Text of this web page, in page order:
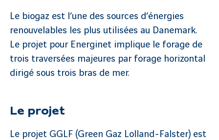
Le biogaz est l’une des sources d’énergies
renouvelables les plus utilisées au Danemark.
Le projet pour Energinet implique le forage de
trois traversées majeures par forage horizontal
dirigé sous trois bras de mer.
Le projet
Le projet GGLF (Green Gaz Lolland-Falster) est